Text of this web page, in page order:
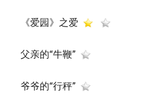
《爱园》之爱
父亲的“牛鞭”
爷爷的“行秤”